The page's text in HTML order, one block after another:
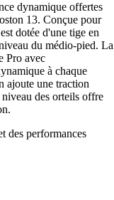
dynamique offertes
13. Conçue pour
dotée d'une tige en
du médio-pied. La
Pro avec
à chaque
ajoute une traction
des orteils offre
des performances